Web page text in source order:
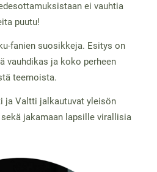
ei vauhtia
puutu!
fanien suosikkeja. Esitys on
vauhdikas ja koko perheen
teemoista.
ja Valtti jalkautuvat yleisön
jakamaan lapsille virallisia